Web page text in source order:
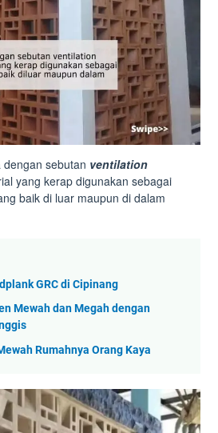
sebutan ventilation
yang kerap digunakan sebagai
baik di luar maupun di dalam
GRC di Cipinang
Mewah dan Megah dengan
Rumahnya Orang Kaya